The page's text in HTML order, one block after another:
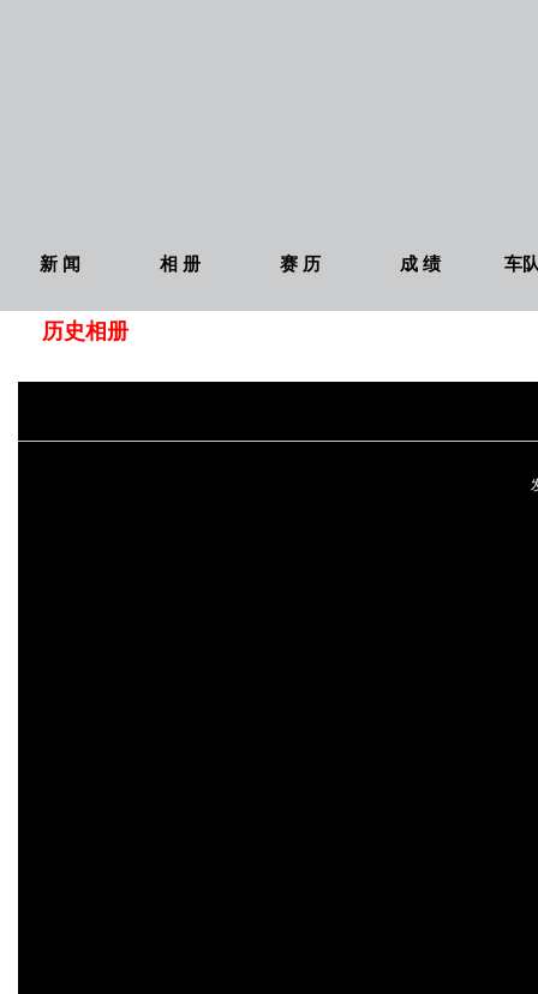
新 闻 相 册 赛 历 成 绩 车
历史相册